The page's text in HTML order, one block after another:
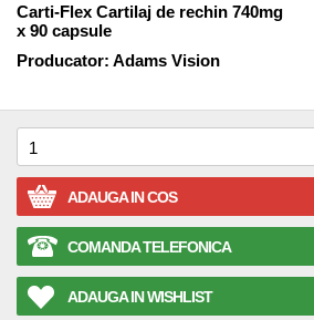
Carti-Flex Cartilaj de rechin 740mg
x 90 capsule
Producator: Adams Vision
ADAUGA IN COS
COMANDA TELEFONICA
ADAUGA IN WISHLIST